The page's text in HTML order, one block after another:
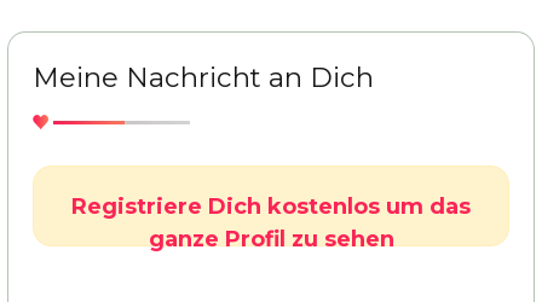
Meine Nachricht an Dich
Registriere Dich kostenlos um das
ganze Profil zu sehen